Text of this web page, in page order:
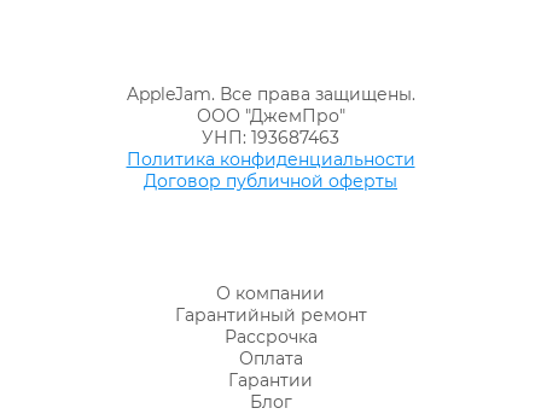
AppleJam. Все права защищены.
ООО "ДжемПро"
УНП: 193687463
Политика конфиденциальности
Договор публичной оферты
О компании
Гарантийный ремонт
Рассрочка
Оплата
Гарантии
Блог